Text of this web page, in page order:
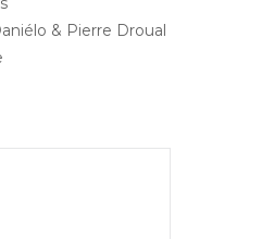
& Pierre Droual